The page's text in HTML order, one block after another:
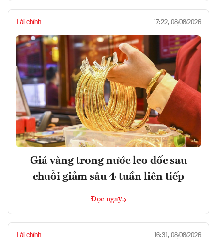
Tài chính 17:22, 08/08/2026
Giá vàng trong nước leo dốc sau
chuỗi giảm sâu 4 tuần liên tiếp
Đọc ngay
Tài chính 16:31, 08/08/2026